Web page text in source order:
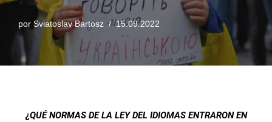
por Sviatoslav Bartosz 15.09.2022
¿QUÉ NORMAS DE LA LEY DEL IDIOMAS ENTRARON EN